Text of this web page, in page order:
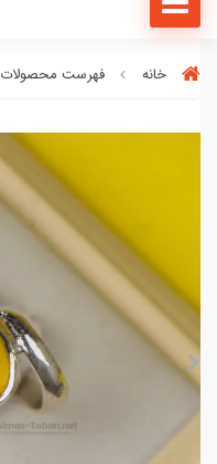
خانه فهرست محصولات